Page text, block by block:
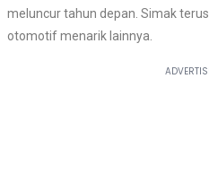
meluncur tahun depan. Simak terus
otomotif menarik lainnya.